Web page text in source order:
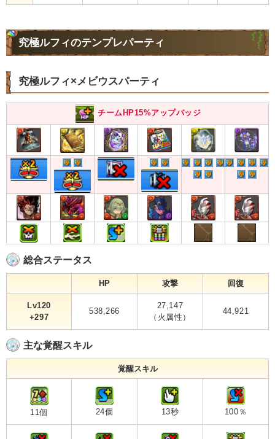
究極ルフィのテンプレパーティ
究極ルフィ×メビウスパーティ
チームHP15%アップバッジ
総合ステータス
HP 攻撃 回復
Lv120
+297
538,266
27,147
（火属性）
44,921
主な覚醒スキル
覚醒スキル
11個 24個 13秒 100％